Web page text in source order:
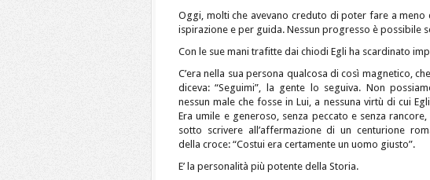
Oggi, molti che avevano creduto di poter fare a
ispirazione e per guida. Nessun progresso è possibile
Con le sue mani trafitte dai chiodi Egli ha scardinato
C’era nella sua persona qualcosa di così magnetico,
diceva: “Seguimi”, la gente lo seguiva. Non
nessun male che fosse in Lui, a nessuna virtù di cui
Era umile e generoso, senza peccato e senza
sotto scrivere all’affermazione di un centurione
della croce: “Costui era certamente un uomo giusto”.
E’ la personalità più potente della Storia.